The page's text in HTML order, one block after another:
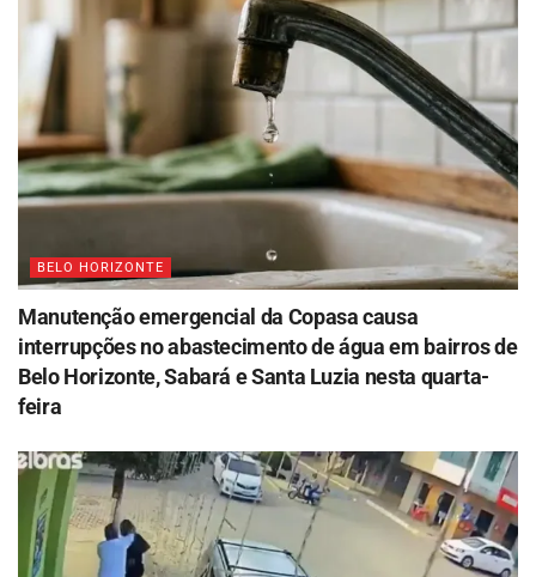
BELO HORIZONTE
Manutenção emergencial da Copasa causa
interrupções no abastecimento de água em bairros de
Belo Horizonte, Sabará e Santa Luzia nesta quarta-
feira